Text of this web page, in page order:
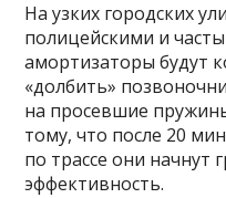
На узких городских
полицейскими и
амортизаторы будут
«долбить»
на просевшие
тому, что после 20
по трассе они начнут
эффективность.